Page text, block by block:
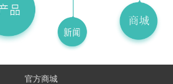
官方商城